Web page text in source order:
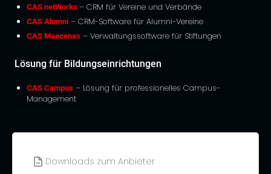
CAS netWorks– CRM für Vereine und Verbände
CAS Alumni – CRM-Software für Alumni-Vereine
CAS Maecenas – Verwaltungssoftware für Stiftungen
Lösung für Bildungseinrichtungen
CAS Campus – Lösung für professionelles Campus-
Management
Downloads zum Anbieter